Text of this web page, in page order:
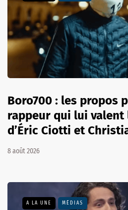
Boro700 : les propos
rappeur qui lui valent
d’Éric Ciotti et
8 août 2026
A LA UNE MÉDIAS